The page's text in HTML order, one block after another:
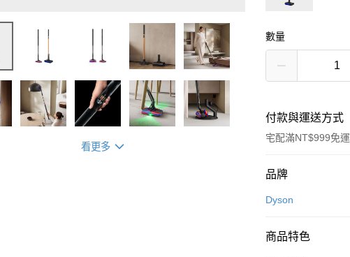
看更多
數量
付款與運送方式
宅配滿NT$999免運
付款方式
信用卡一次付款
品牌
Dyson
商品特色